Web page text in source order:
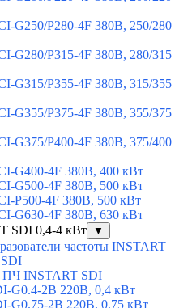
G250/P280-4F 380В, 250/280
G280/P315-4F 380В, 280/315
G315/P355-4F 380В, 315/355
G355/P375-4F 380В, 355/375
G375/P400-4F 380В, 375/400
G400-4F 380В, 400 кВт
G500-4F 380В, 500 кВт
P500-4F 380В, 500 кВт
G630-4F 380В, 630 кВт
SDI 0,4-4 кВт
▼
частоты INSTART
ПЧ INSTART SDI
G0.4-2B 220В, 0,4 кВт
G0.75-2B 220В, 0,75 кВт